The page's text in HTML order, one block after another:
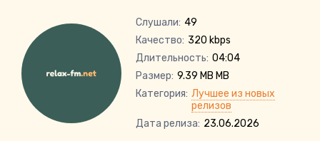
Слушали: 49
Качество: 320 kbps
Длительность: 04:04
Размер: 9.39 MB MB
Категория: Лучшее из новых
релизов
Дата релиза: 23.06.2026